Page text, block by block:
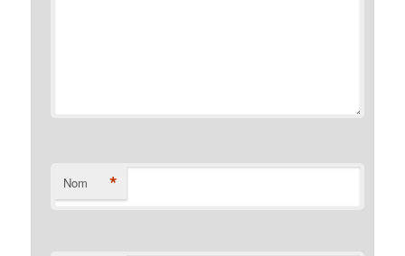
Nom *